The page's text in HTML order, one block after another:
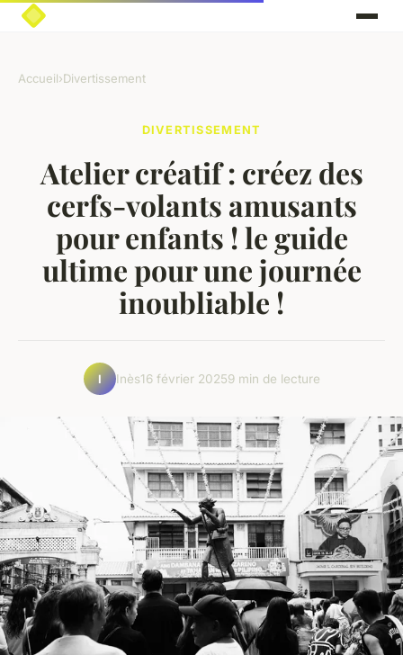
Accueil›Divertissement
DIVERTISSEMENT
Atelier créatif : créez des
cerfs-volants amusants
pour enfants ! le guide
ultime pour une journée
inoubliable !
I Inès16 février 20259 min de lecture